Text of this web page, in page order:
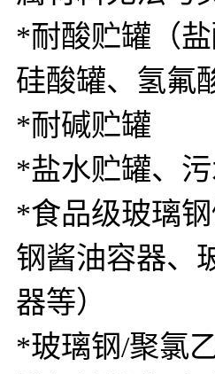
*耐酸贮罐（
硅酸罐、氢氟
*耐碱贮罐
*盐水贮罐、
*食品级玻璃
钢酱油容器、
器等）
*玻璃钢/聚氯